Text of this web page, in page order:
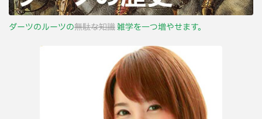
ダーツのルーツの無駄な知識雑学を一つ増やせます。